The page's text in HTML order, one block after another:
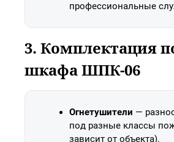
профессиональные
3. Комплектация
шкафа ШПК-06
Огнетушители —
под разные классы
зависит от объекта).